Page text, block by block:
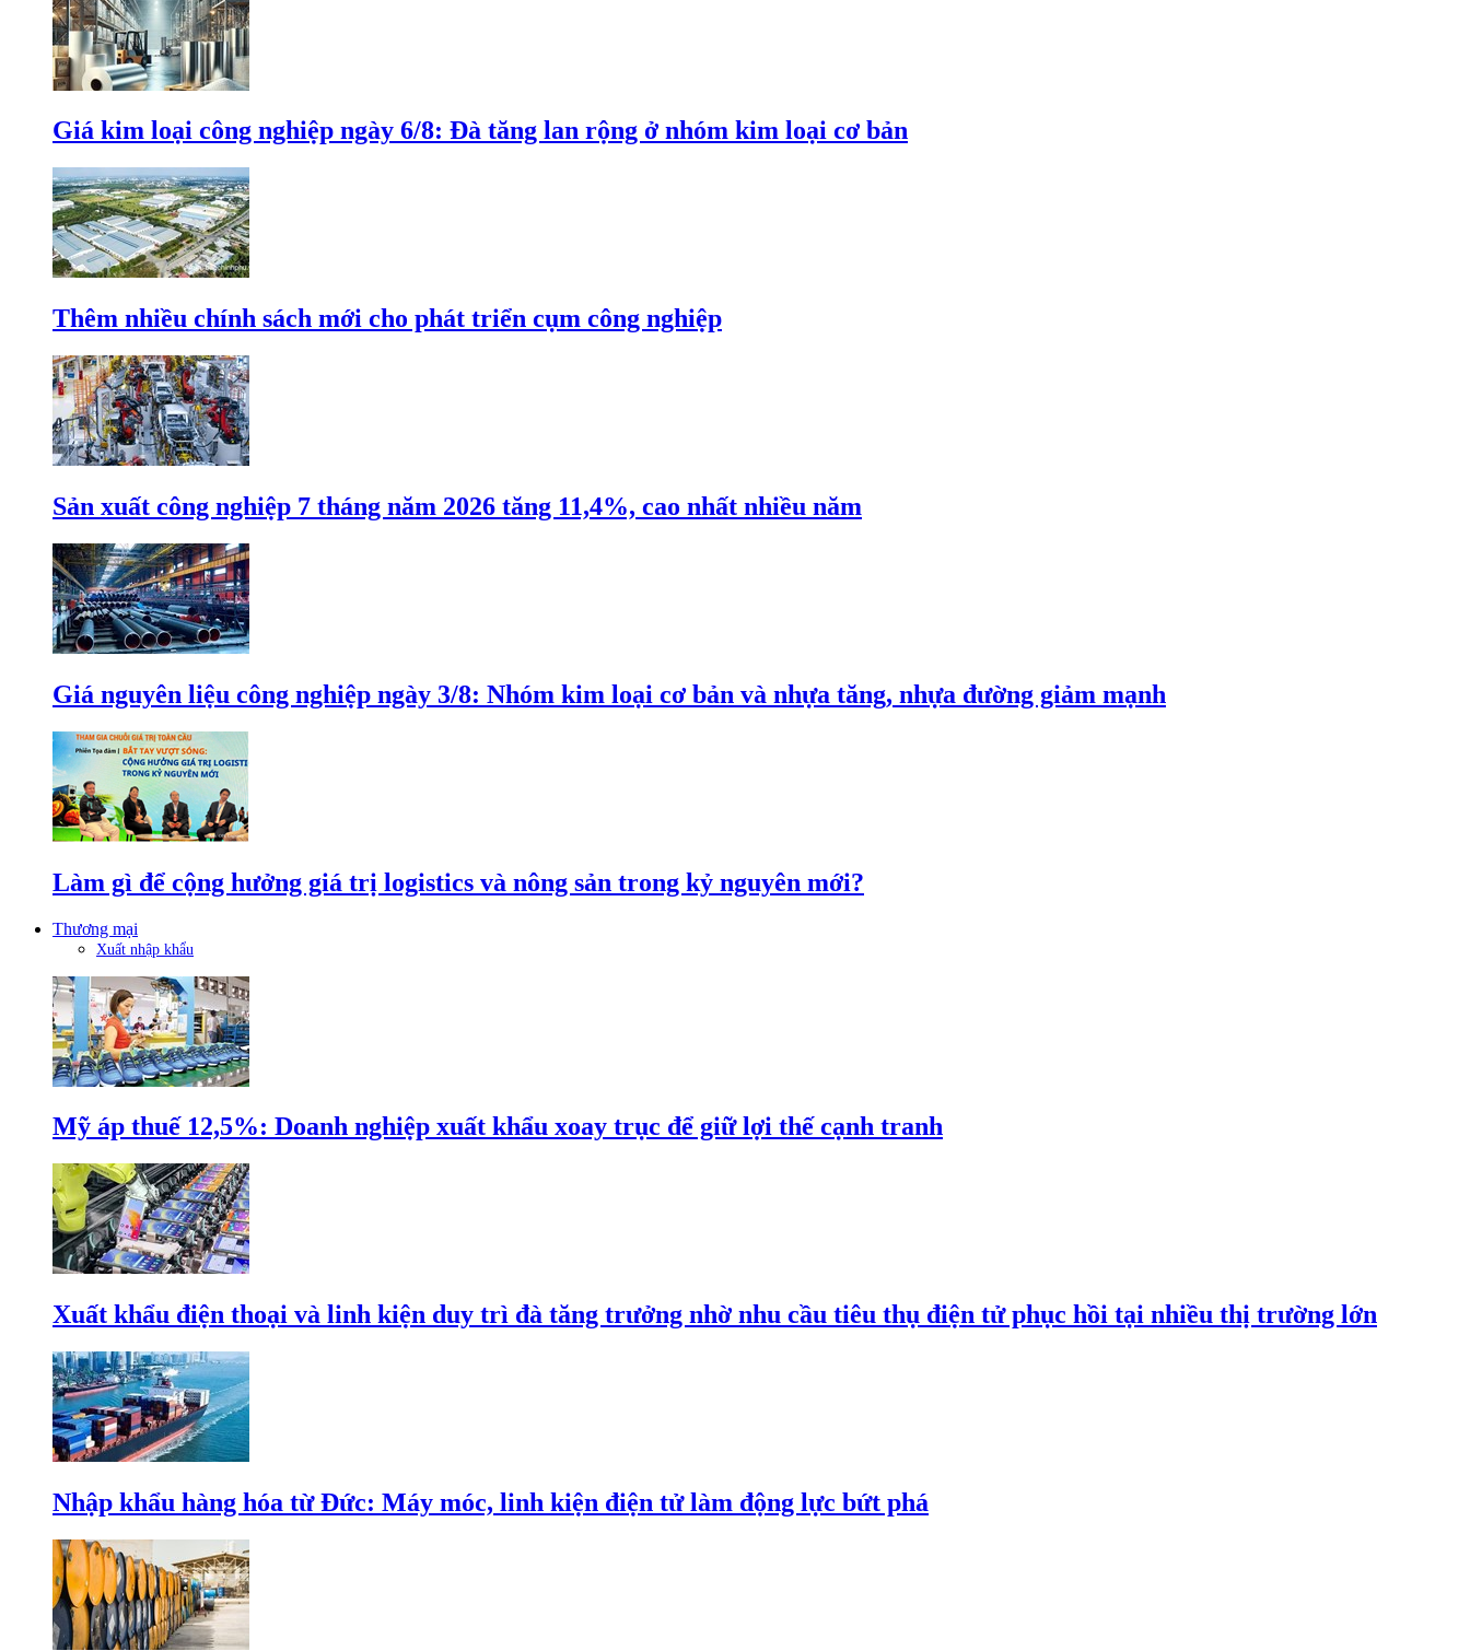
Giá kim loại công nghiệp ngày 6/8: Đà tăng lan rộng ở nhóm kim loại cơ bản
Thêm nhiều chính sách mới cho phát triển cụm công nghiệp
Sản xuất công nghiệp 7 tháng năm 2026 tăng 11,4%, cao nhất nhiều năm
Giá nguyên liệu công nghiệp ngày 3/8: Nhóm kim loại cơ bản và nhựa tăng, nhựa đường giảm mạnh
Làm gì để cộng hưởng giá trị logistics và nông sản trong kỷ nguyên mới?
Thương mại
Xuất nhập khẩu
Mỹ áp thuế 12,5%: Doanh nghiệp xuất khẩu xoay trục để giữ lợi thế cạnh tranh
Xuất khẩu điện thoại và linh kiện duy trì đà tăng trưởng nhờ nhu cầu tiêu thụ điện tử phục hồi tại nhiều thị trường lớn
Nhập khẩu hàng hóa từ Đức: Máy móc, linh kiện điện tử làm động lực bứt phá